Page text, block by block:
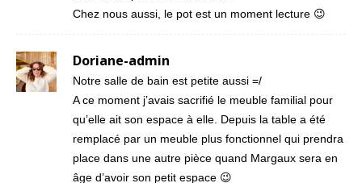
Chez nous aussi, le pot est un moment lecture 😉
Doriane-admin
Notre salle de bain est petite aussi =/
A ce moment j’avais sacrifié le meuble familial pour
qu’elle ait son espace à elle. Depuis la table a été
remplacé par un meuble plus fonctionnel qui prendra
place dans une autre pièce quand Margaux sera en
âge d’avoir son petit espace 😉